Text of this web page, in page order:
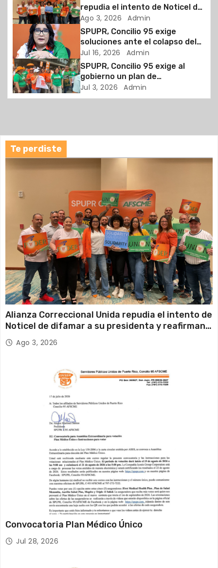
i
ó
n
d
n
t
r
d
a
s
repudia el intento de Noticel de
difamar a su presidenta y
reafirman su compromiso con la
verdad y la defensa de los
trabajadores
Ago 3, 2026 Admin
SPUPR, Concilio 95 exige
soluciones ante el colapso del
Departamento de la Familia y la
crisis que enfrentan los
trabajadores sociales en
Puerto Rico
Jul 16, 2026 Admin
SPUPR, Concilio 95 exige al
gobierno un plan de
clasificación y retribución justo
Jul 3, 2026 Admin
Te perdiste
Alianza Correccional Unida repudia el intento de
Noticel de difamar a su presidenta y reafirman
su compromiso con la verdad y la defensa de los
trabajadores
Ago 3, 2026
Convocatoria Plan Médico Único
Jul 28, 2026